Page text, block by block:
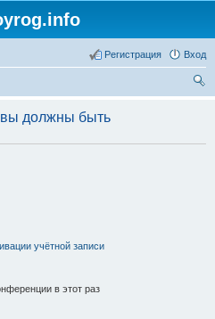
Вход
Регистрация
должны быть
учётной записи
в этот раз